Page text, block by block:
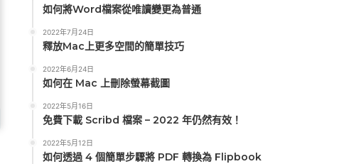
如何將Word檔案從唯讀變更為普通
2022年7月24日
釋放Mac上更多空間的簡單技巧
2022年6月24日
如何在 Mac 上刪除螢幕截圖
2022年5月16日
免費下載 Scribd 檔案 – 2022 年仍然有效！
2022年5月12日
如何透過 4 個簡單步驟將 PDF 轉換為 Flipbook